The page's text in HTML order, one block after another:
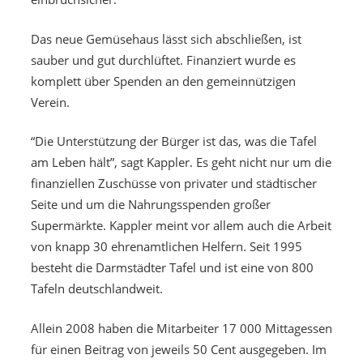
Das neue Gemüsehaus lässt sich abschließen, ist
sauber und gut durchlüftet. Finanziert wurde es
komplett über Spenden an den gemeinnützigen
Verein.
“Die Unterstützung der Bürger ist das, was die Tafel
am Leben hält”, sagt Kappler. Es geht nicht nur um die
finanziellen Zuschüsse von privater und städtischer
Seite und um die Nahrungsspenden großer
Supermärkte. Kappler meint vor allem auch die Arbeit
von knapp 30 ehrenamtlichen Helfern. Seit 1995
besteht die Darmstädter Tafel und ist eine von 800
Tafeln deutschlandweit.
Allein 2008 haben die Mitarbeiter 17 000 Mittagessen
für einen Beitrag von jeweils 50 Cent ausgegeben. Im